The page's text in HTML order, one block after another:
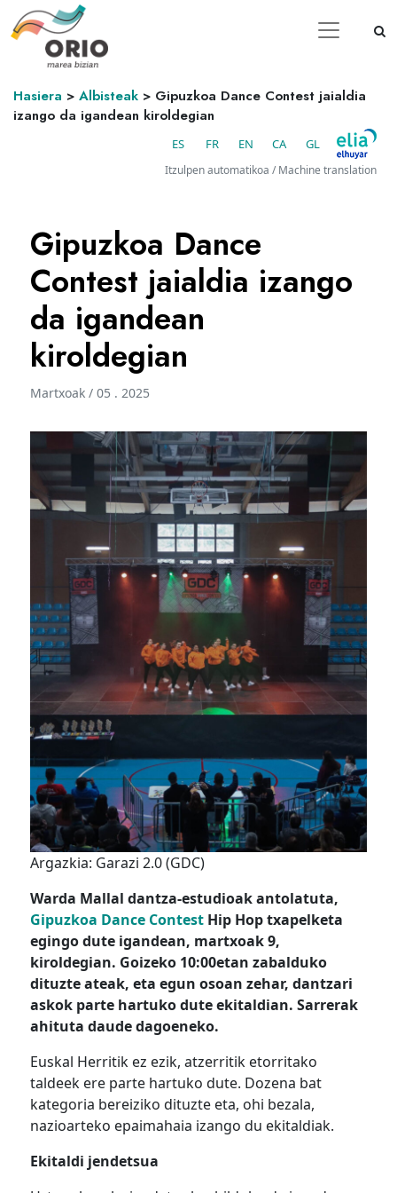
Hasiera > Albisteak > Gipuzkoa Dance Contest jaialdia
izango da igandean kiroldegian
ES FR EN CA GL
Itzulpen automatikoa / Machine translation
Gipuzkoa Dance
Contest jaialdia izango
da igandean
kiroldegian
Martxoak / 05 . 2025
Argazkia: Garazi 2.0 (GDC)
Warda Mallal dantza-estudioak antolatuta,
Gipuzkoa Dance Contest Hip Hop txapelketa
egingo dute igandean, martxoak 9,
kiroldegian. Goizeko 10:00etan zabalduko
dituzte ateak, eta egun osoan zehar, dantzari
askok parte hartuko dute ekitaldian. Sarrerak
ahituta daude dagoeneko.
Euskal Herritik ez ezik, atzerritik etorritako
taldeek ere parte hartuko dute. Dozena bat
kategoria bereiziko dituzte eta, ohi bezala,
nazioarteko epaimahaia izango du ekitaldiak.
Ekitaldi jendetsua